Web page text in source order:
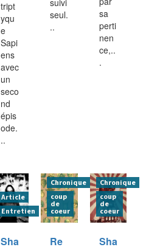
tript
yqu
e
Sapi
ens
avec
un
seco
nd
épis
ode.
..
suivi
seul.
..
sa
perti
nen
ce,..
.
Article
Entretien
Sha
Chronique
coup
de
coeur
Re
Chronique
coup
de
coeur
Sha